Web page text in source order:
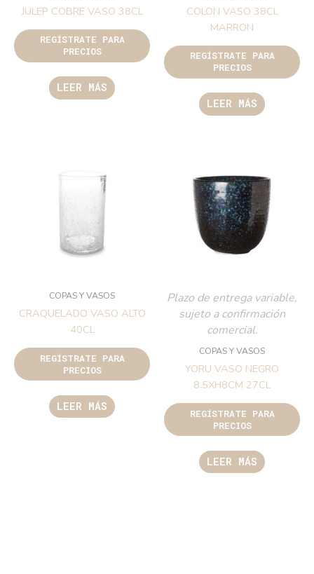
JULEP COBRE VASO 38CL
REGÍSTRATE PARA
PRECIOS
LEER MÁS
COLON VASO 38CL
MARRON
REGÍSTRATE PARA
PRECIOS
LEER MÁS
COPAS Y VASOS
CRAQUELADO VASO ALTO
40CL
REGÍSTRATE PARA
PRECIOS
LEER MÁS
Plazo de entrega variable,
sujeto a confirmación
comercial.
COPAS Y VASOS
YORU VASO NEGRO
8.5XH8CM 27CL
REGÍSTRATE PARA
PRECIOS
LEER MÁS